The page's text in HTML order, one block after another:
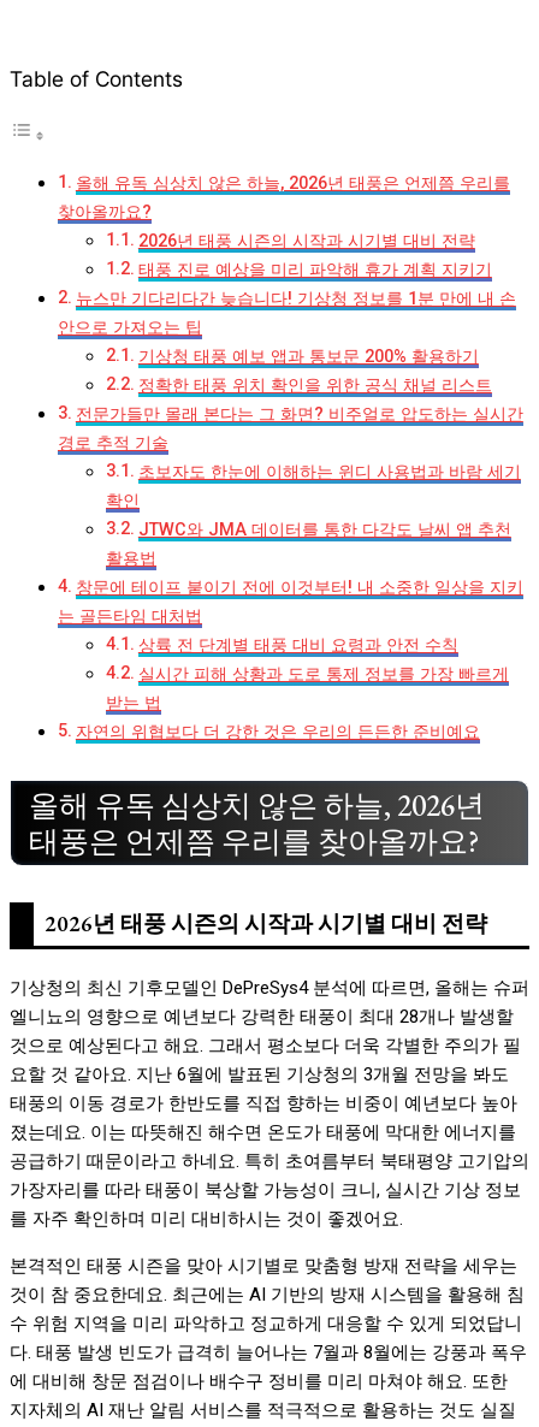
Table of Contents
올해 유독 심상치 않은 하늘, 2026년 태풍은 언제쯤 우리를
찾아올까요?
2026년 태풍 시즌의 시작과 시기별 대비 전략
태풍 진로 예상을 미리 파악해 휴가 계획 지키기
뉴스만 기다리다간 늦습니다! 기상청 정보를 1분 만에 내 손
안으로 가져오는 팁
기상청 태풍 예보 앱과 통보문 200% 활용하기
정확한 태풍 위치 확인을 위한 공식 채널 리스트
전문가들만 몰래 본다는 그 화면? 비주얼로 압도하는 실시간
경로 추적 기술
초보자도 한눈에 이해하는 윈디 사용법과 바람 세기
확인
JTWC와 JMA 데이터를 통한 다각도 날씨 앱 추천
활용법
창문에 테이프 붙이기 전에 이것부터! 내 소중한 일상을 지키
는 골든타임 대처법
상륙 전 단계별 태풍 대비 요령과 안전 수칙
실시간 피해 상황과 도로 통제 정보를 가장 빠르게
받는 법
자연의 위협보다 더 강한 것은 우리의 든든한 준비예요
올해 유독 심상치 않은 하늘, 2026년
태풍은 언제쯤 우리를 찾아올까요?
2026년 태풍 시즌의 시작과 시기별 대비 전략
기상청의 최신 기후모델인 DePreSys4 분석에 따르면, 올해는 슈퍼
엘니뇨의 영향으로 예년보다 강력한 태풍이 최대 28개나 발생할
것으로 예상된다고 해요. 그래서 평소보다 더욱 각별한 주의가 필
요할 것 같아요. 지난 6월에 발표된 기상청의 3개월 전망을 봐도
태풍의 이동 경로가 한반도를 직접 향하는 비중이 예년보다 높아
졌는데요. 이는 따뜻해진 해수면 온도가 태풍에 막대한 에너지를
공급하기 때문이라고 하네요. 특히 초여름부터 북태평양 고기압의
가장자리를 따라 태풍이 북상할 가능성이 크니, 실시간 기상 정보
를 자주 확인하며 미리 대비하시는 것이 좋겠어요.
본격적인 태풍 시즌을 맞아 시기별로 맞춤형 방재 전략을 세우는
것이 참 중요한데요. 최근에는 AI 기반의 방재 시스템을 활용해 침
수 위험 지역을 미리 파악하고 정교하게 대응할 수 있게 되었답니
다. 태풍 발생 빈도가 급격히 늘어나는 7월과 8월에는 강풍과 폭우
에 대비해 창문 점검이나 배수구 정비를 미리 마쳐야 해요. 또한
지자체의 AI 재난 알림 서비스를 적극적으로 활용하는 것도 실질